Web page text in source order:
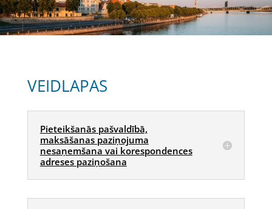
VEIDLAPAS
Pieteikšanās pašvaldībā,
maksāšanas paziņojuma
nesaņemšana vai korespondences
adreses paziņošana